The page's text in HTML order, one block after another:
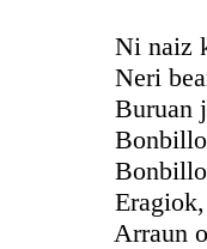
Ni naiz
Neri bear
Buruan
Bonbillon
Bonbillon
Eragiok,
Arraun